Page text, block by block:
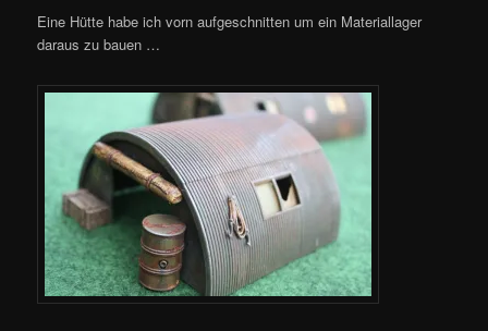
Eine Hütte habe ich vorn aufgeschnitten um ein Materiallager
daraus zu bauen …